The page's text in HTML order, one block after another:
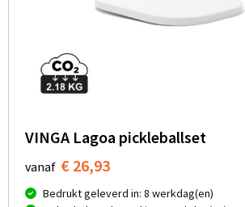
VINGA Lagoa pickleballset
vanaf € 26,93
Bedrukt geleverd in: 8 werkdag(en)